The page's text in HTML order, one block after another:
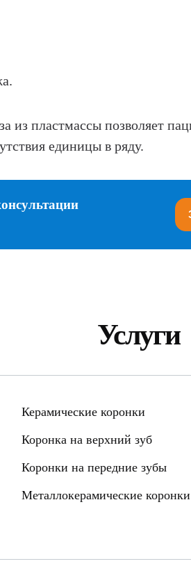
из пластмассы позволяет
единицы в ряду.
Услуги
Керамические коронки
Коронка на верхний зуб
Коронки на передние зубы
Металлокерамические коронки